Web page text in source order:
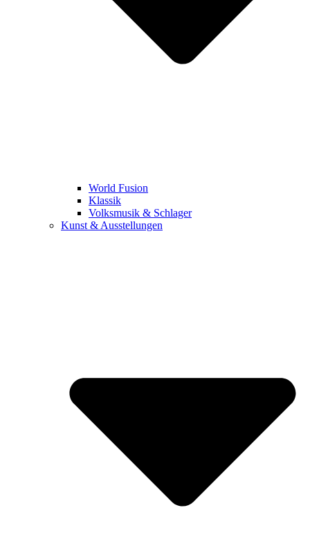
World Fusion
Klassik
Volksmusik & Schlager
Kunst & Ausstellungen